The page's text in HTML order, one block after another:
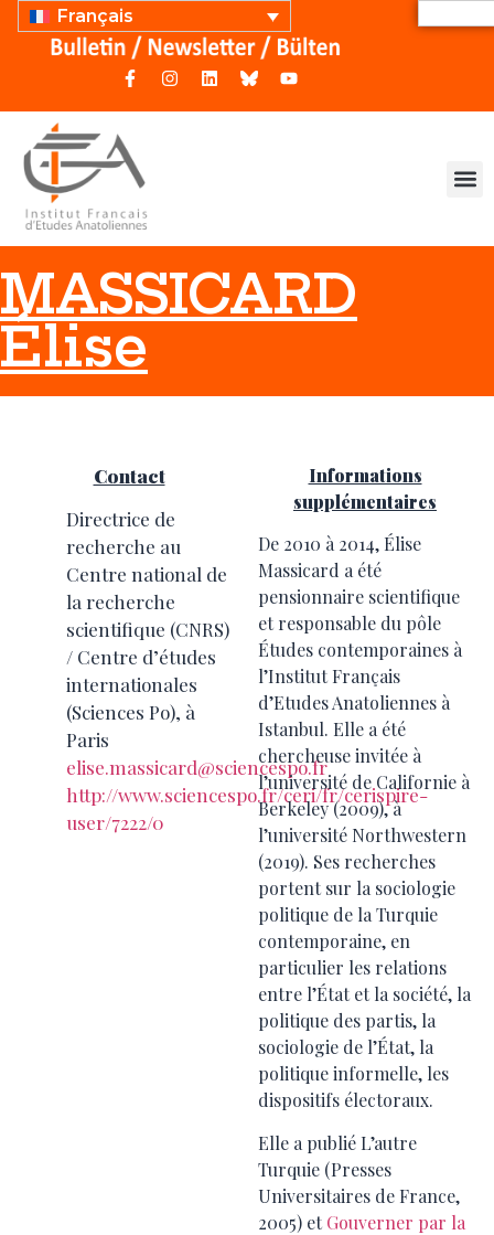
Français
MASSICARD
Élise
Contact
Directrice de
recherche au
Centre national de
la recherche
scientifique (CNRS)
/ Centre d’études
internationales
(Sciences Po), à
Paris
elise.massicard@sciencespo.fr
http://www.sciencespo.fr/ceri/fr/cerispire-
user/7222/0
Informations
supplémentaires
De 2010 à 2014, Élise
Massicard a été
pensionnaire scientifique
et responsable du pôle
Études contemporaines à
l’Institut Français
d’Etudes Anatoliennes à
Istanbul. Elle a été
chercheuse invitée à
l’université de Californie à
Berkeley (2009), à
l’université Northwestern
(2019). Ses recherches
portent sur la sociologie
politique de la Turquie
contemporaine, en
particulier les relations
entre l’État et la société, la
politique des partis, la
sociologie de l’État, la
politique informelle, les
dispositifs électoraux.
Elle a publié L’autre
Turquie (Presses
Universitaires de France,
2005) etGouverner par la